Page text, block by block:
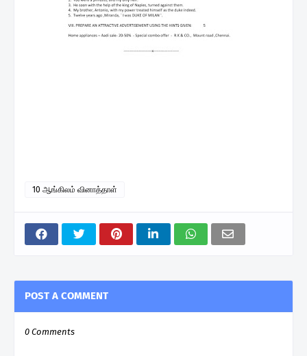
10 ஆங்கிலம் வினாத்தாள்
POST A COMMENT
0 Comments